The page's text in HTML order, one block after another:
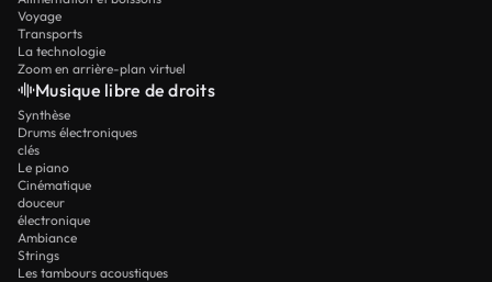
Voyage
Transports
La technologie
Zoom en arrière-plan virtuel
Musique libre de droits
Synthèse
Drums électroniques
clés
Le piano
Cinématique
douceur
électronique
Ambiance
Strings
Les tambours acoustiques